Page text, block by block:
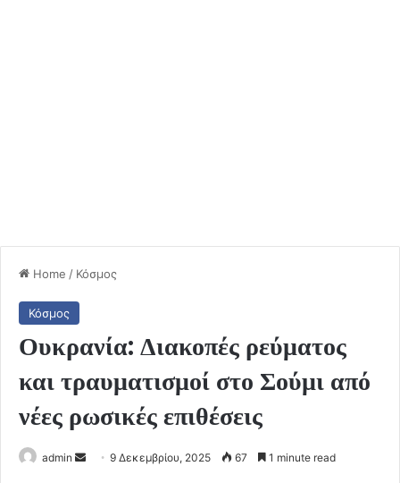
Home / Κόσμος
Κόσμος
Ουκρανία: Διακοπές ρεύματος
και τραυματισμοί στο Σούμι από
νέες ρωσικές επιθέσεις
admin
Send9 Δεκεμβρίου, 2025 67 1 minute read